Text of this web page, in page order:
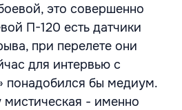
это совершенно
П-120 есть датчики
при перелете они
для интервью с
понадобился бы медиум.
мистическая - именно